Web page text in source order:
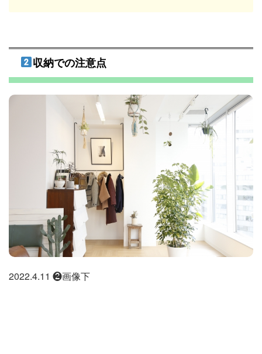
収納での注意点
2022.4.11 ❷画像下